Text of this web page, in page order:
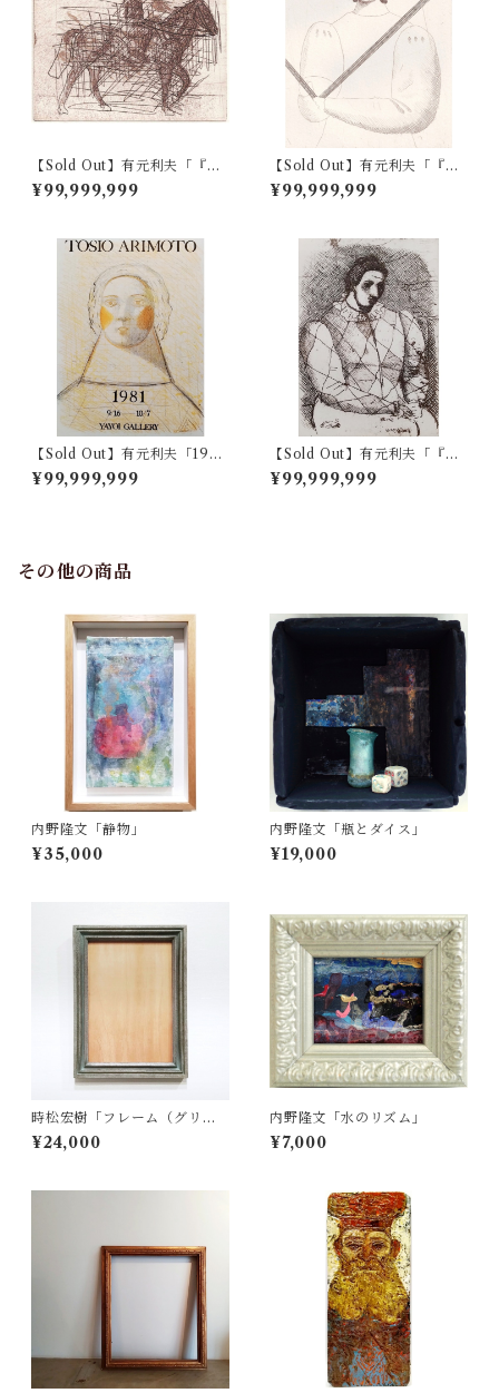
【Sold Out】有元利夫「『N
OTEBOOK 1983』より Pl.
80」
¥99,999,999
【Sold Out】有元利夫「『雲
の誕生』より Pl.2」
¥99,999,999
【Sold Out】有元利夫「1981
年展覧会ポスター」
¥99,999,999
【Sold Out】有元利夫「『雲
の誕生』より Pl.7」
¥99,999,999
その他の商品
内野隆文「静物」
¥35,000
内野隆文「瓶とダイス」
¥19,000
時松宏樹「フレーム（グリー
ングレー・A4サイズ）」
¥24,000
内野隆文「水のリズム」
¥7,000